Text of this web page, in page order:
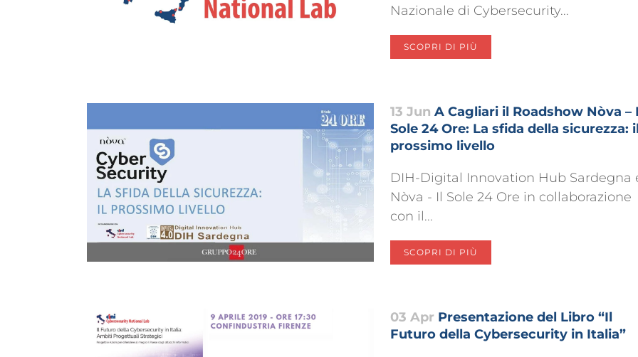
Nazionale di Cybersecurity...
SCOPRI DI PIÙ
13 Jun A Cagliari il Roadshow Nòva –
Sole 24 Ore: La sfida della sicurezza: il
prossimo livello
DIH-Digital Innovation Hub Sardegna
Nòva - Il Sole 24 Ore in collaborazione
con il...
SCOPRI DI PIÙ
03 Apr Presentazione del Libro “Il
Futuro della Cybersecurity in Italia”